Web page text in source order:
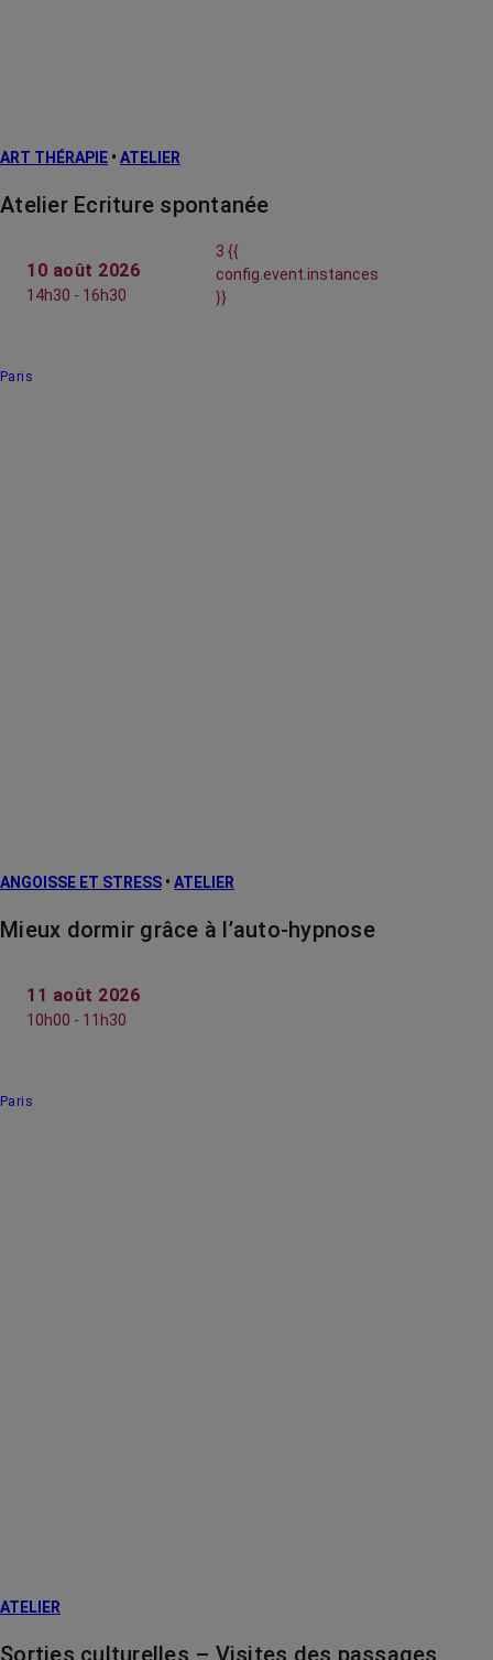
ART THÉRAPIE • ATELIER
Atelier Ecriture spontanée
10 août 2026
14h30 - 16h30
3 {{
config.event.instances
}}
Paris
ANGOISSE ET STRESS • ATELIER
Mieux dormir grâce à l’auto-hypnose
11 août 2026
10h00 - 11h30
Paris
ATELIER